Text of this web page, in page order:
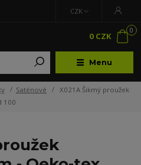
Menu
CZK
0
0 CZK
Saténové
X021A Šikmý proužek
100